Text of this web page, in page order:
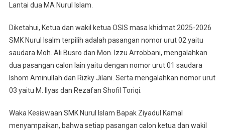
Lantai dua MA Nurul Islam.
Diketahui, Ketua dan wakil ketua OSIS masa khidmat 2025-2026
SMK Nurul Isalm terpilih adalah pasangan nomor urut 02 yaitu
saudara Moh. Ali Busro dan Mon. Izzu Arrobbani, mengalahkan
dua pasangan calon lain yaitu dengan nomor urut 01 saudara
Ishom Aminullah dan Rizky Jilani. Serta mengalahkan nomor urut
03 yaitu M. Ilyas dan Rezafan Shofil Toriqi.
Waka Kesiswaan SMK Nurul Islam Bapak Ziyadul Kamal
menyampaikan, bahwa setiap pasangan calon ketua dan wakil